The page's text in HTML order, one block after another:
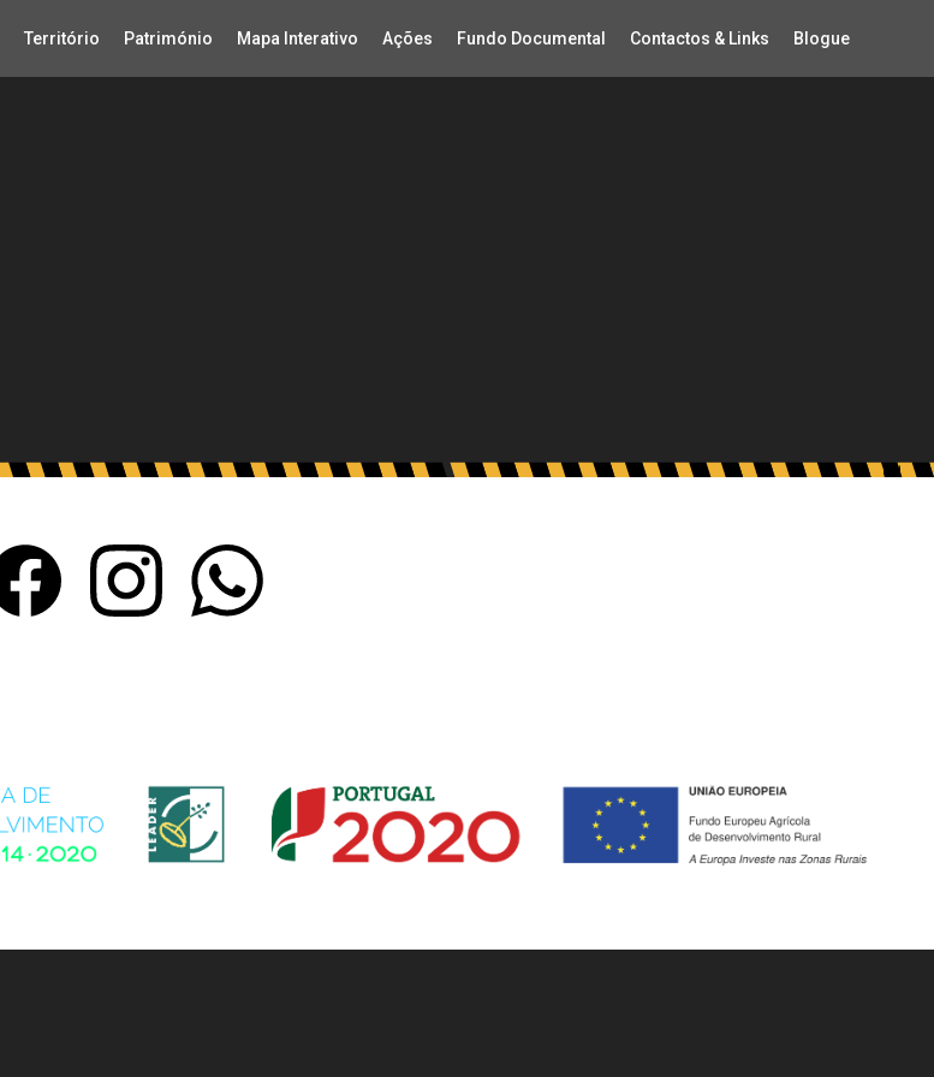
Território Património Mapa Interativo Ações Fundo Documental Contactos & Links Blogue